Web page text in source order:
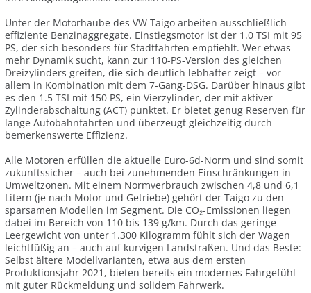
Unter der Motorhaube des VW Taigo arbeiten ausschließlich
effiziente Benzinaggregate. Einstiegsmotor ist der 1.0 TSI mit 95
PS, der sich besonders für Stadtfahrten empfiehlt. Wer etwas
mehr Dynamik sucht, kann zur 110-PS-Version des gleichen
Dreizylinders greifen, die sich deutlich lebhafter zeigt – vor
allem in Kombination mit dem 7-Gang-DSG. Darüber hinaus gibt
es den 1.5 TSI mit 150 PS, ein Vierzylinder, der mit aktiver
Zylinderabschaltung (ACT) punktet. Er bietet genug Reserven für
lange Autobahnfahrten und überzeugt gleichzeitig durch
bemerkenswerte Effizienz.
Alle Motoren erfüllen die aktuelle Euro-6d-Norm und sind somit
zukunftssicher – auch bei zunehmenden Einschränkungen in
Umweltzonen. Mit einem Normverbrauch zwischen 4,8 und 6,1
Litern (je nach Motor und Getriebe) gehört der Taigo zu den
sparsamen Modellen im Segment. Die CO₂-Emissionen liegen
dabei im Bereich von 110 bis 139 g/km. Durch das geringe
Leergewicht von unter 1.300 Kilogramm fühlt sich der Wagen
leichtfüßig an – auch auf kurvigen Landstraßen. Und das Beste:
Selbst ältere Modellvarianten, etwa aus dem ersten
Produktionsjahr 2021, bieten bereits ein modernes Fahrgefühl
mit guter Rückmeldung und solidem Fahrwerk.